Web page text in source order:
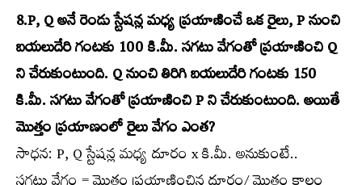
8.P, Q అనే రెండు స్టేషన్ల మధ్య ప్రయాణించే ఒక రైలు, P నుంచి
బయలుదేరి గంటకు 100 కి.మీ. సగటు వేగంతో ప్రయాణించి Q
ని చేరుకుంటుంది. Q నుంచి తిరిగి బయలుదేరి గంటకు 150
కి.మీ. సగటు వేగంతో ప్రయాణించి P ని చేరుకుంటుంది. అయితే
మొత్తం ప్రయాణంలో రైలు వేగం ఎంత?
సాధన: P, Q స్టేషన్ల మధ్య దూరం x కి.మీ. అనుకుంటే..